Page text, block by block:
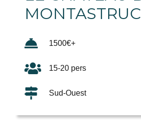
MONTASTRUC
1500€+
15-20 pers
Sud-Ouest